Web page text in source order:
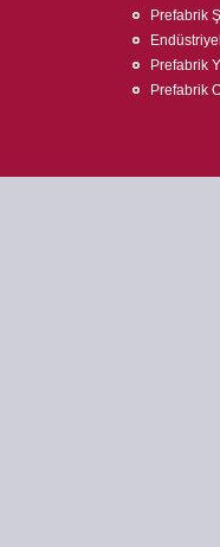
Prefabrik
Prefabrik
Prefabrik